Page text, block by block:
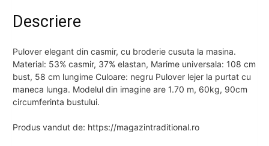
Descriere
Pulover elegant din casmir, cu broderie cusuta la masina.
Material: 53% casmir, 37% elastan, Marime universala: 108 cm
bust, 58 cm lungime Culoare: negru Pulover lejer la purtat cu
maneca lunga. Modelul din imagine are 1.70 m, 60kg, 90cm
circumferinta bustului.
Produs vandut de: https://magazintraditional.ro